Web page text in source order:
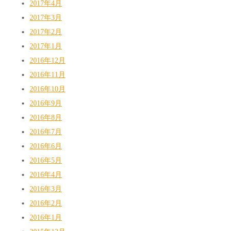
2017年4月
2017年3月
2017年2月
2017年1月
2016年12月
2016年11月
2016年10月
2016年9月
2016年8月
2016年7月
2016年6月
2016年5月
2016年4月
2016年3月
2016年2月
2016年1月